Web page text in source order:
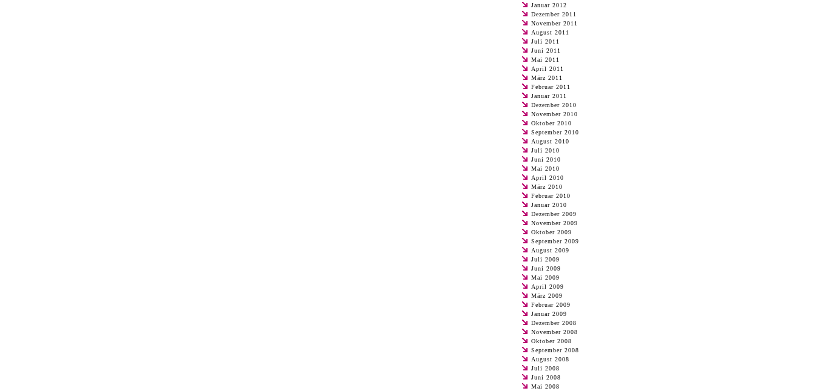
Januar 2012
Dezember 2011
November 2011
August 2011
Juli 2011
Juni 2011
Mai 2011
April 2011
März 2011
Februar 2011
Januar 2011
Dezember 2010
November 2010
Oktober 2010
September 2010
August 2010
Juli 2010
Juni 2010
Mai 2010
April 2010
März 2010
Februar 2010
Januar 2010
Dezember 2009
November 2009
Oktober 2009
September 2009
August 2009
Juli 2009
Juni 2009
Mai 2009
April 2009
März 2009
Februar 2009
Januar 2009
Dezember 2008
November 2008
Oktober 2008
September 2008
August 2008
Juli 2008
Juni 2008
Mai 2008